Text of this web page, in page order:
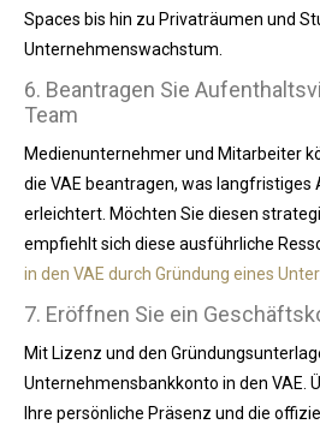
Spaces bis hin zu Privaträumen und
Unternehmenswachstum.
6. Beantragen Sie
Team
Medienunternehmer und Mitarbeiter
die VAE beantragen, was langfristiges
erleichtert. Möchten Sie diesen
empfiehlt sich diese ausführliche
in den VAE durch Gründung eines
7. Eröffnen Sie ein
Mit Lizenz und den
Unternehmensbankkonto in den VAE.
Ihre persönliche Präsenz und die